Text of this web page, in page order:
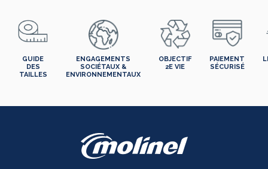
GUIDE
DES
TAILLES
ENGAGEMENTS
SOCIÉTAUX &
ENVIRONNEMENTAUX
OBJECTIF
2E VIE
PAIEMENT
SÉCURISÉ